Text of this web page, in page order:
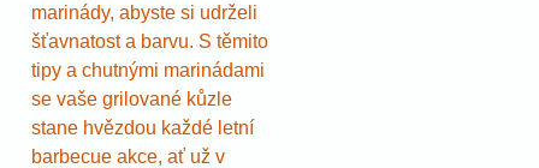
marinády, abyste si udrželi
šťavnatost a barvu. S těmito
tipy a chutnými marinádami
se vaše grilované kůzle
stane hvězdou každé letní
barbecue akce, ať už v